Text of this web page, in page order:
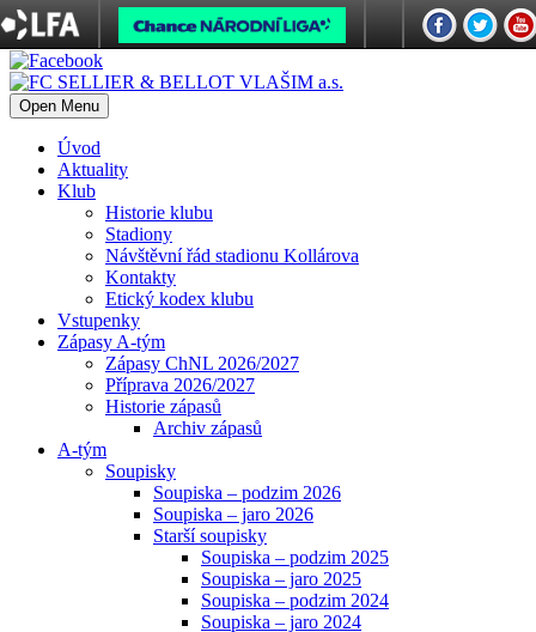
Open Menu
Úvod
Aktuality
Klub
Historie klubu
Stadiony
Návštěvní řád stadionu Kollárova
Kontakty
Etický kodex klubu
Vstupenky
Zápasy A-tým
Zápasy ChNL 2026/2027
Příprava 2026/2027
Historie zápasů
Archiv zápasů
A-tým
Soupisky
Soupiska – podzim 2026
Soupiska – jaro 2026
Starší soupisky
Soupiska – podzim 2025
Soupiska – jaro 2025
Soupiska – podzim 2024
Soupiska – jaro 2024